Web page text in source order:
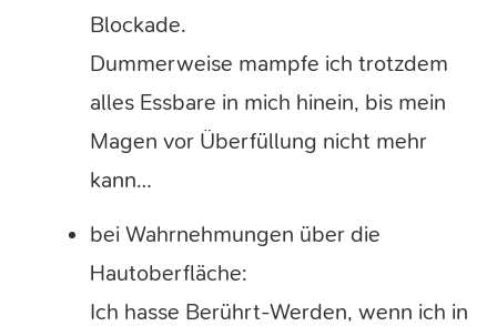
Blockade.
Dummerweise mampfe ich trotzdem
alles Essbare in mich hinein, bis mein
Magen vor Überfüllung nicht mehr
kann…
bei Wahrnehmungen über die
Hautoberfläche:
Ich hasse Berührt-Werden, wenn ich in